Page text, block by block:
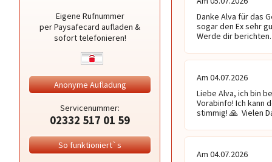
Eigene Rufnummer
per Paysafecard aufladen &
sofort telefonieren!
Anonyme Aufladung
Servicenummer:
02332 517 01 59
So funktioniert`s
Danke Alva für das
sogar den Ex sehr
Werde dir berichten.
Am 04.07.2026
Liebe Alva, ich bin
Vorabinfo! Ich kann
stimmig! 🙏  Vielen
Am 04.07.2026